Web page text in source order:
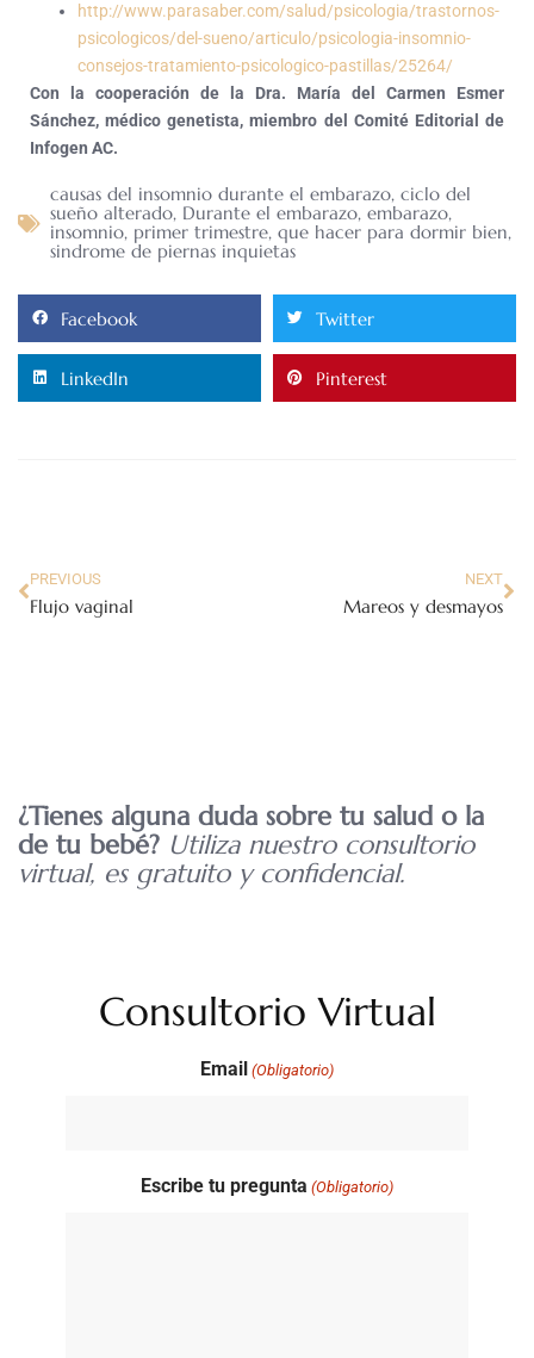
http://www.parasaber.com/salud/psicologia/trastornos-
psicologicos/del-sueno/articulo/psicologia-insomnio-
consejos-tratamiento-psicologico-pastillas/25264/
Con la cooperación de la Dra. María del Carmen Esmer
Sánchez, médico genetista, miembro del Comité Editorial de
Infogen AC.
causas del insomnio durante el embarazo, ciclo del
sueño alterado, Durante el embarazo, embarazo,
insomnio, primer trimestre, que hacer para dormir bien,
sindrome de piernas inquietas
Facebook Twitter
LinkedIn Pinterest
PREVIOUS
Flujo vaginal
NEXT
Mareos y desmayos
¿Tienes alguna duda sobre tu salud o la
de tu bebé? Utiliza nuestro consultorio
virtual, es gratuito y confidencial.
Consultorio Virtual
Email (Obligatorio)
Escribe tu pregunta (Obligatorio)